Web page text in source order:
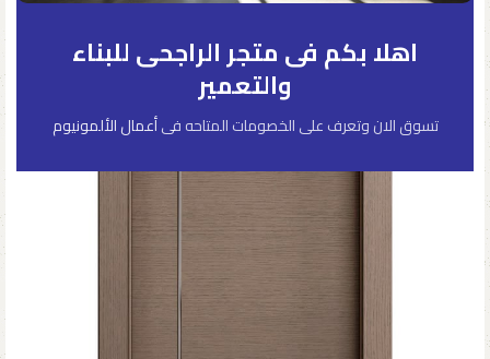
اهلا بكم فى متجر الراجحى للبناء
والتعمير
تسوق الان وتعرف على الخصومات المتاحه فىأعمال الألمونيوم